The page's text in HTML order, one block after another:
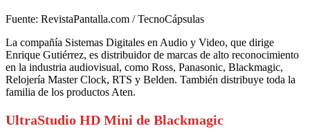
Fuente: RevistaPantalla.com / TecnoCápsulas
La compañía Sistemas Digitales en Audio y Video, que dirige
Enrique Gutiérrez, es distribuidor de marcas de alto reconocimiento
en la industria audiovisual, como Ross, Panasonic, Blackmagic,
Relojería Master Clock, RTS y Belden. También distribuye toda la
familia de los productos Aten.
UltraStudio HD Mini de Blackmagic